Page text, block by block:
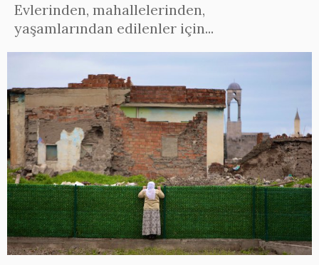
Evlerinden, mahallelerinden,
yaşamlarından edilenler için...